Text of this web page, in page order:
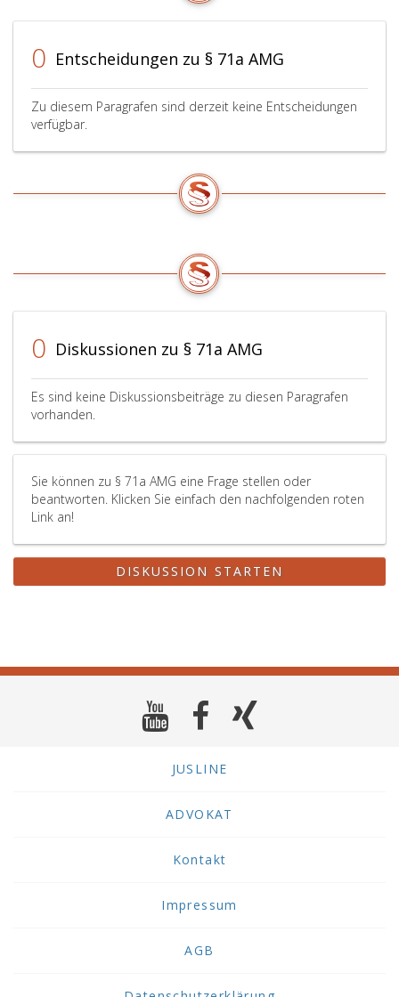
0 Entscheidungen zu § 71a AMG
Zu diesem Paragrafen sind derzeit keine Entscheidungen
verfügbar.
0 Diskussionen zu § 71a AMG
Es sind keine Diskussionsbeiträge zu diesen Paragrafen
vorhanden.
Sie können zu § 71a AMG eine Frage stellen oder
beantworten. Klicken Sie einfach den nachfolgenden roten
Link an!
DISKUSSION STARTEN
JUSLINE
ADVOKAT
Kontakt
Impressum
AGB